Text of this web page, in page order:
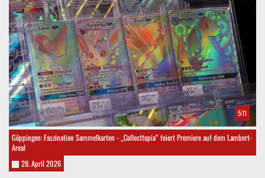
5:11
Göppingen: Faszination Sammelkarten - „Collecttopia“ feiert Premiere auf dem Lambert-
Areal
28. April 2026